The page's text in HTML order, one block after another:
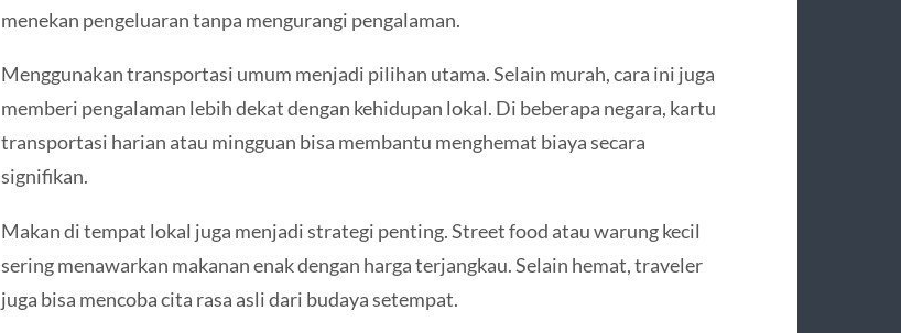
menekan pengeluaran tanpa mengurangi pengalaman.
Menggunakan transportasi umum menjadi pilihan utama. Selain murah, cara ini juga
memberi pengalaman lebih dekat dengan kehidupan lokal. Di beberapa negara, kartu
transportasi harian atau mingguan bisa membantu menghemat biaya secara
signifikan.
Makan di tempat lokal juga menjadi strategi penting. Street food atau warung kecil
sering menawarkan makanan enak dengan harga terjangkau. Selain hemat, traveler
juga bisa mencoba cita rasa asli dari budaya setempat.